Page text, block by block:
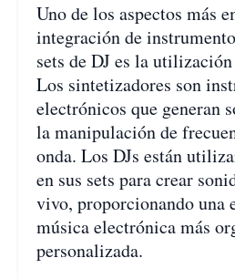
Uno de los aspectos más
integración de
sets de DJ es la
Los sintetizadores son
electrónicos que generan
la manipulación de
onda. Los DJs están
en sus sets para crear
vivo, proporcionando una
música electrónica más
personalizada.